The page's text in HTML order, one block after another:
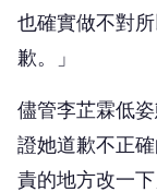
也確實做不對
歉。」
儘管李芷霖低
證她道歉不正
責的地方改一